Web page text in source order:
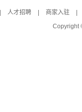
人才招聘 商家入驻
Copyright